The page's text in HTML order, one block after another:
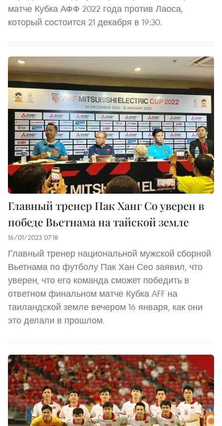
матче Кубка АФФ 2022 года против Лаоса,
который состоится 21 декабря в 19:30.
Главный тренер Пак Ханг Со уверен в
победе Вьетнама на тайской земле
16/01/2023 07:18
Главный тренер национальной мужской сборной
Вьетнама по футболу Пак Хан Сео заявил, что
уверен, что его команда сможет победить в
ответном финальном матче Кубка AFF на
таиландской земле вечером 16 января, как они
это делали в прошлом.